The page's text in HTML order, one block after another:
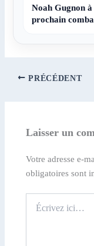
Noah Gugnon
prochain
PRÉCÉDENT
Laisser un
Votre adresse e-
obligatoires sont
ici…